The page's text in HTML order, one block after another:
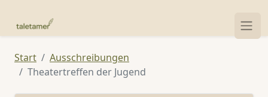
Start
Ausschreibungen
Theatertreffen der Jugend